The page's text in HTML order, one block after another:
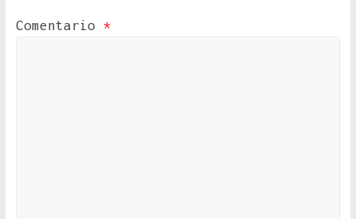
Comentario *